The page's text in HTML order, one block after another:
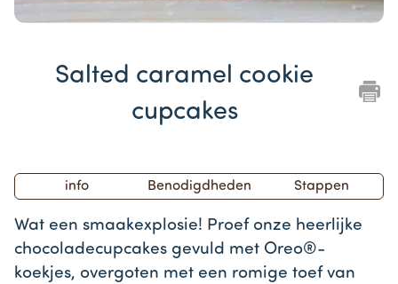
Salted caramel cookie
cupcakes
info Benodigdheden Stappen
Wat een smaakexplosie! Proef onze heerlijke
chocoladecupcakes gevuld met Oreo®-
koekjes, overgoten met een romige toef van